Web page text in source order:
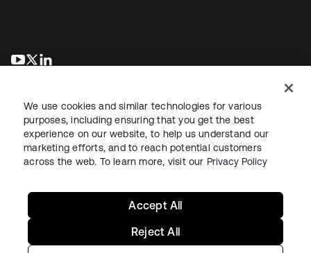
新しいタブで開く
新しいタブで開く
法務プライバシーポリシーサイト利用規約セキュリティ
We use cookies and similar technologies for various
purposes, including ensuring that you get the best
experience on our website, to help us understand our
marketing efforts, and to reach potential customers
across the web. To learn more, visit our Privacy Policy
Reject All
Accept All